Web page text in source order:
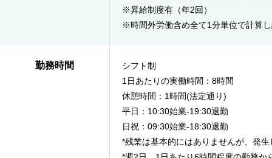
※昇給制度有（年2回）
※時間外労働含め全て1分単位で計算
勤務時間
シフト制
1日あたりの実働時間：8時間
休憩時間：1時間(法定通り)
平日：10:30始業-19:30退勤
日祝：09:30始業-18:30退勤
*残業は基本的にはありませんが、発